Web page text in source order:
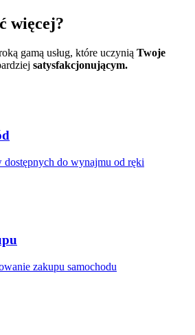
więcej?
gamą usług, które uczynią Twoje
satysfakcjonującym.
do wynajmu od ręki
zakupu samochodu